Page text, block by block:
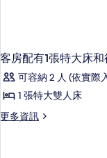
煙
詳
情
客房配有1張特大床
可容納 2 人 (依實際
1 張特大雙人床
更多資訊
更